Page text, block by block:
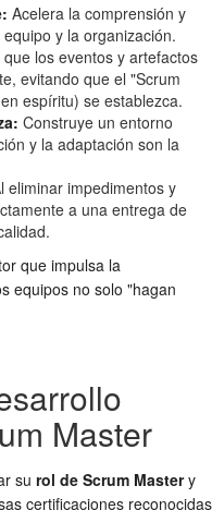
Acelera la comprensión y
y la organización.
los eventos y artefactos
evitando que el "Scrum
espíritu) se establezca.
Construye un entorno
y la adaptación son la
eliminar impedimentos y
a una entrega de
que impulsa la
equipos no solo "hagan
Master
su rol de Scrum Mastery
certificaciones reconocidas